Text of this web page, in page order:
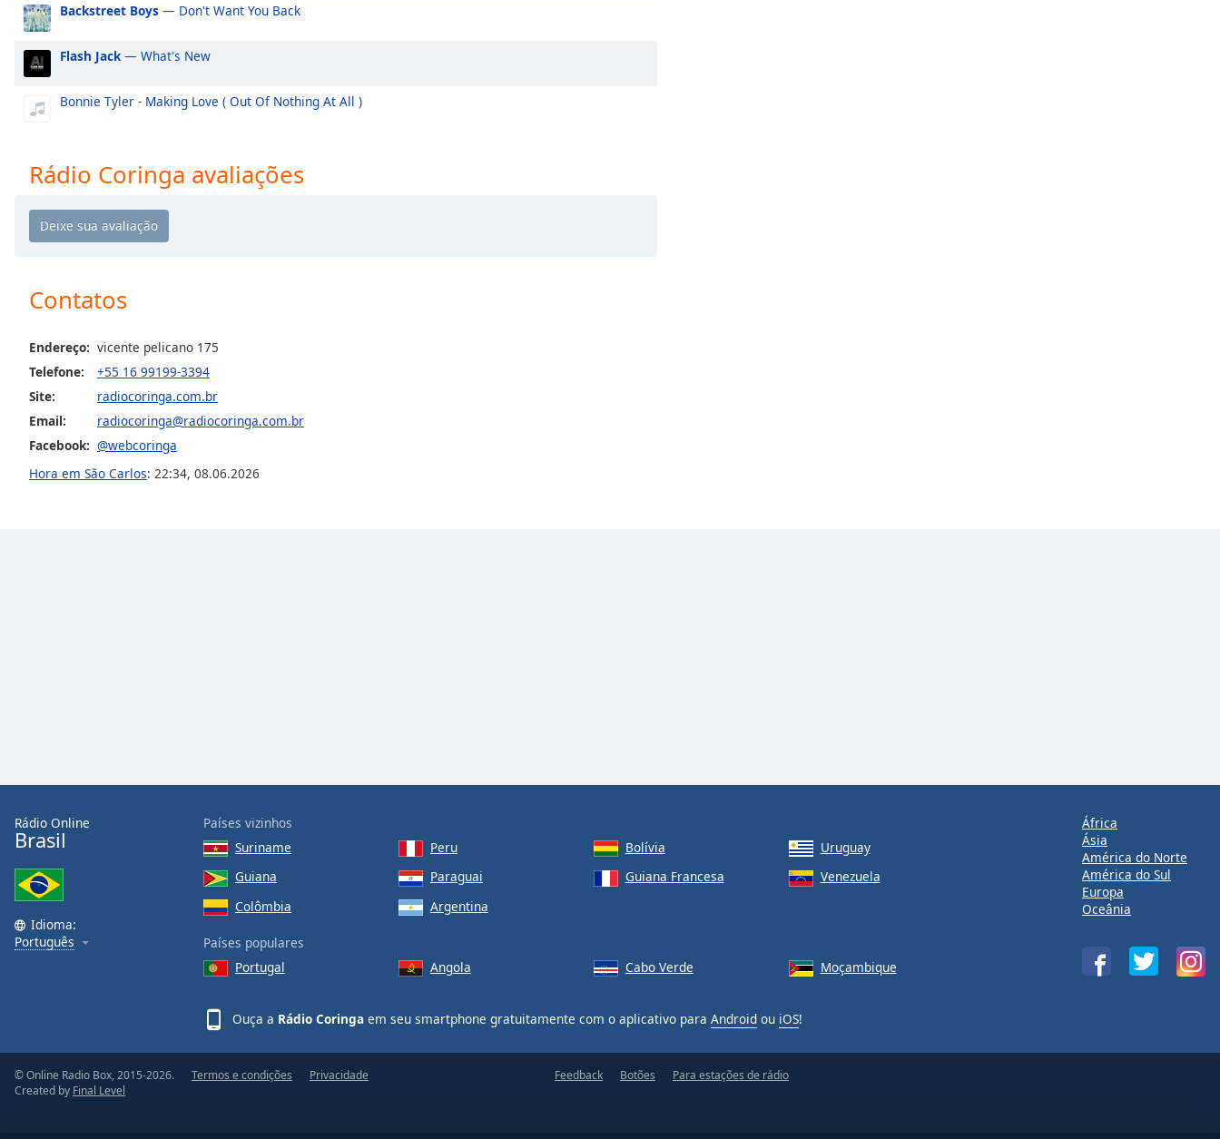
Picture
Fullscreen
modal
Beginning
dialog
window.
Escape
window.
Color
Opacity
Opacity
Font
Text
Edge
Style
Reset
Backstreet Boys — Don't Want You Back
Flash Jack— What's New
Bonnie Tyler - Making Love ( Out Of Nothing At All )
Rádio Coringa avaliações
Contatos
Endereço: vicente pelicano 175
Telefone:
+55 16 99199-3394
Site:
radiocoringa.com.br
Email:
radiocoringa@radiocoringa.com.br
Facebook: @webcoringa
Hora em São Carlos: 22:34, 08.06.2026
Rádio Online
Brasil
Idioma:
Português
Países vizinhos
Suriname
Peru Bolívia
Uruguay
Guiana
Paraguai Guiana Francesa
Venezuela
Colômbia
Argentina
Países populares
Portugal
Angola Cabo Verde Moçambique
Ouça a Rádio Coringa em seu smartphone gratuitamente com o aplicativo para Android ou iOS!
África
Ásia
América do Norte
América do Sul
Europa
Oceânia
© Online Radio Box, 2015-2026.
Created by Final Level
Termos e condições Privacidade Feedback Botões Para estações de rádio